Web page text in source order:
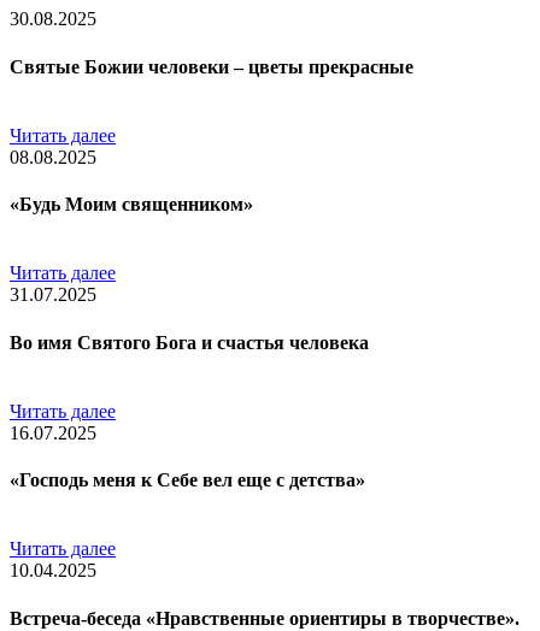
30.08.2025
Святые Божии человеки – цветы прекрасные
Читать далее
08.08.2025
«Будь Моим священником»
Читать далее
31.07.2025
Во имя Святого Бога и счастья человека
Читать далее
16.07.2025
«Господь меня к Себе вел еще с детства»
Читать далее
10.04.2025
Встреча-беседа «Нравственные ориентиры в творчестве».